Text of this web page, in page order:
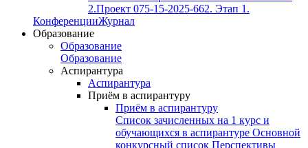
2.Проект 075-15-2025-662. Этап 1.
КонференцииЖурнал
Образование
Образование
Образование
Аспирантура
Аспирантура
Приём в аспирантуру
Приём в аспирантуру
Список зачисленных на 1 курс и
обучающихся в аспирантуре Основной
конкурсный список Перспективы